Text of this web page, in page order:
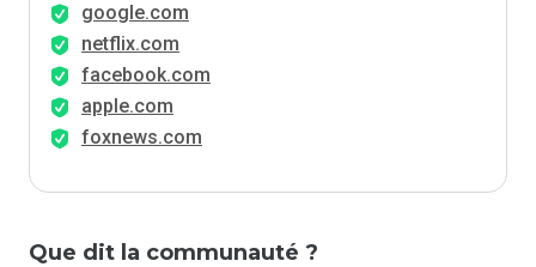
google.com
netflix.com
facebook.com
apple.com
foxnews.com
Que dit la communauté ?